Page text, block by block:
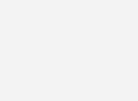
3. völlig überarb. Aufl. 2008,
146-3, Deutscher Fach­verlag (